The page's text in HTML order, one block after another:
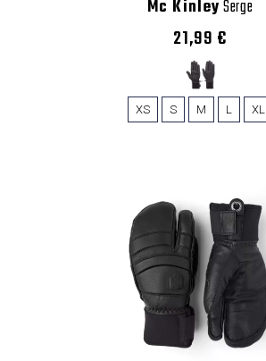
Mc KinleySerge
21,99 €
XS S M L XL